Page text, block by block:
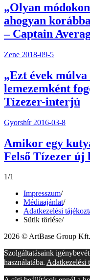
„Olyan
ahogyan
– Captain
Zene 2018-09-5
„Ezt évek múlva
lemezemként
Tízezer-interjú
Gyorshír 2016-03-8
Amikor egy
Felső Tízezer új
1/1
Impresszum/
Médiaajánlat/
Adatkezelési
Sütik törlése/
2026 © ArtBase Group
Szolgáltatásaink
használatába. Adatkezelési